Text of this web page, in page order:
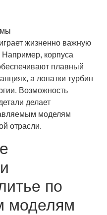
жизненно важную
Например, корпуса
плавный
а лопатки турбин
Возможность
делает
моделям
отрасли.
по
моделям